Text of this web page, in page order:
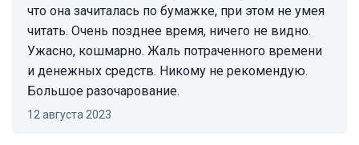
что она зачиталась по бумажке, при этом не умея
читать. Очень позднее время, ничего не видно.
Ужасно, кошмарно. Жаль потраченного времени
и денежных средств. Никому не рекомендую.
Большое разочарование.
12 августа 2023